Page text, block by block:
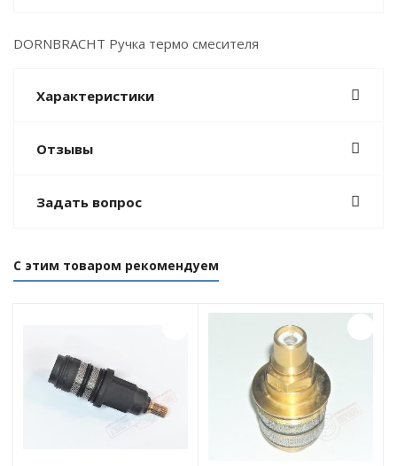
DORNBRACHT Ручка термо смесителя
Характеристики
Отзывы
Задать вопрос
С этим товаром рекомендуем